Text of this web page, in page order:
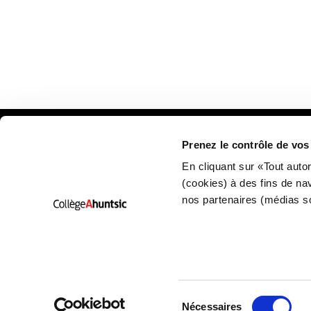
Prenez le contrôle de
En cliquant sur «Tout
(cookies) à des fins de
nos partenaires (médias
Nécessaires